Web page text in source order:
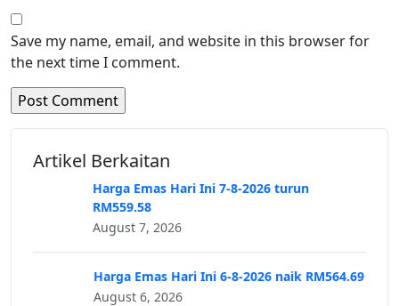
Save my name, email, and website in this browser for
the next time I comment.
Artikel Berkaitan
Harga Emas Hari Ini 7-8-2026 turun
RM559.58
August 7, 2026
Harga Emas Hari Ini 6-8-2026 naik RM564.69
August 6, 2026